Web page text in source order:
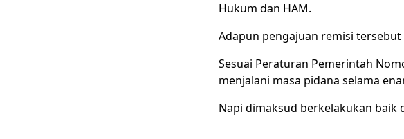
Hukum dan HAM.
Adapun pengajuan remisi
Sesuai Peraturan Pemerintah
menjalani masa pidana selama
Napi dimaksud berkelakukan